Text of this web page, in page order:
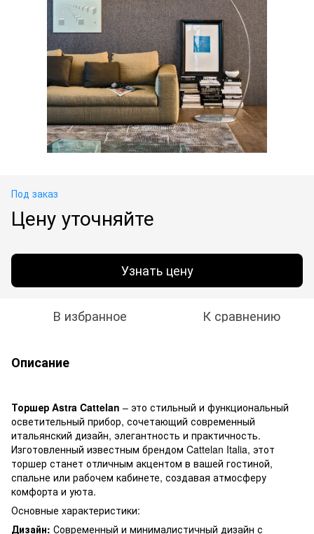
Под заказ
Цену уточняйте
Узнать цену
В избранное К сравнению
Описание
Торшер Astra Cattelan – это стильный и функциональный
осветительный прибор, сочетающий современный
итальянский дизайн, элегантность и практичность.
Изготовленный известным брендом Cattelan Italia, этот
торшер станет отличным акцентом в вашей гостиной,
спальне или рабочем кабинете, создавая атмосферу
комфорта и уюта.
Основные характеристики:
Дизайн: Современный и минималистичный дизайн с